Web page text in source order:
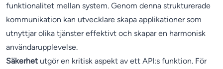
funktionalitet mellan system. Genom denna strukturerade
kommunikation kan utvecklare skapa applikationer som
utnyttjar olika tjänster effektivt och skapar en harmonisk
användarupplevelse.
Säkerhetutgör en kritisk aspekt av ett API:s funktion. För